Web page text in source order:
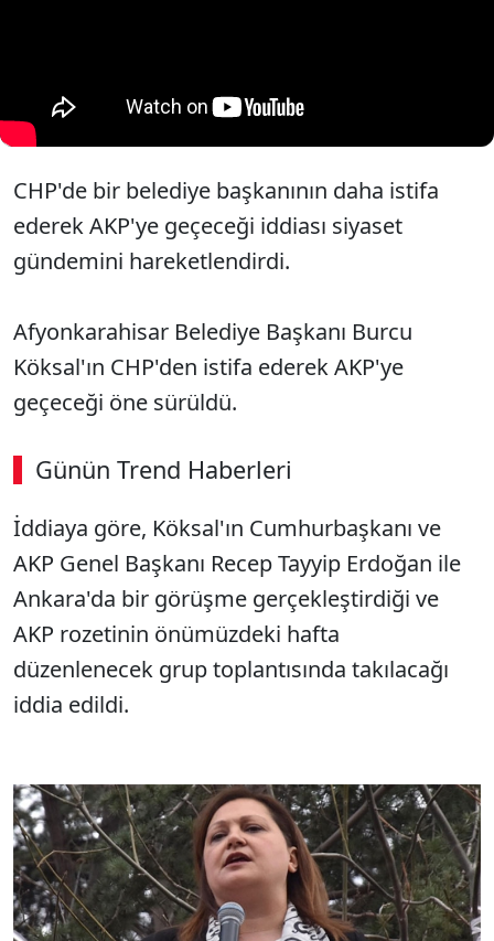
CHP'de bir belediye başkanının daha istifa
ederek AKP'ye geçeceği iddiası siyaset
gündemini hareketlendirdi.
Afyonkarahisar Belediye Başkanı Burcu
Köksal'ın CHP'den istifa ederek AKP'ye
geçeceği öne sürüldü.
Günün Trend Haberleri
İddiaya göre, Köksal'ın Cumhurbaşkanı ve
AKP Genel Başkanı Recep Tayyip Erdoğan ile
Ankara'da bir görüşme gerçekleştirdiği ve
AKP rozetinin önümüzdeki hafta
düzenlenecek grup toplantısında takılacağı
iddia edildi.